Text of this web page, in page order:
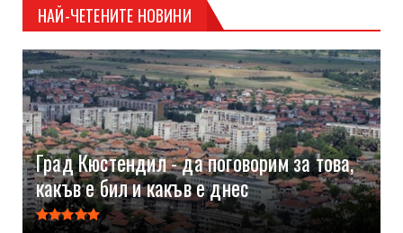
НАЙ-ЧЕТЕНИТЕ НОВИНИ
Град Кюстендил - да поговорим за това,
какъв е бил и какъв е днес